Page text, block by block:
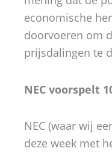
economische
doorvoeren om
prijsdalingen te
NEC voorspelt
NEC (waar wij
deze week met